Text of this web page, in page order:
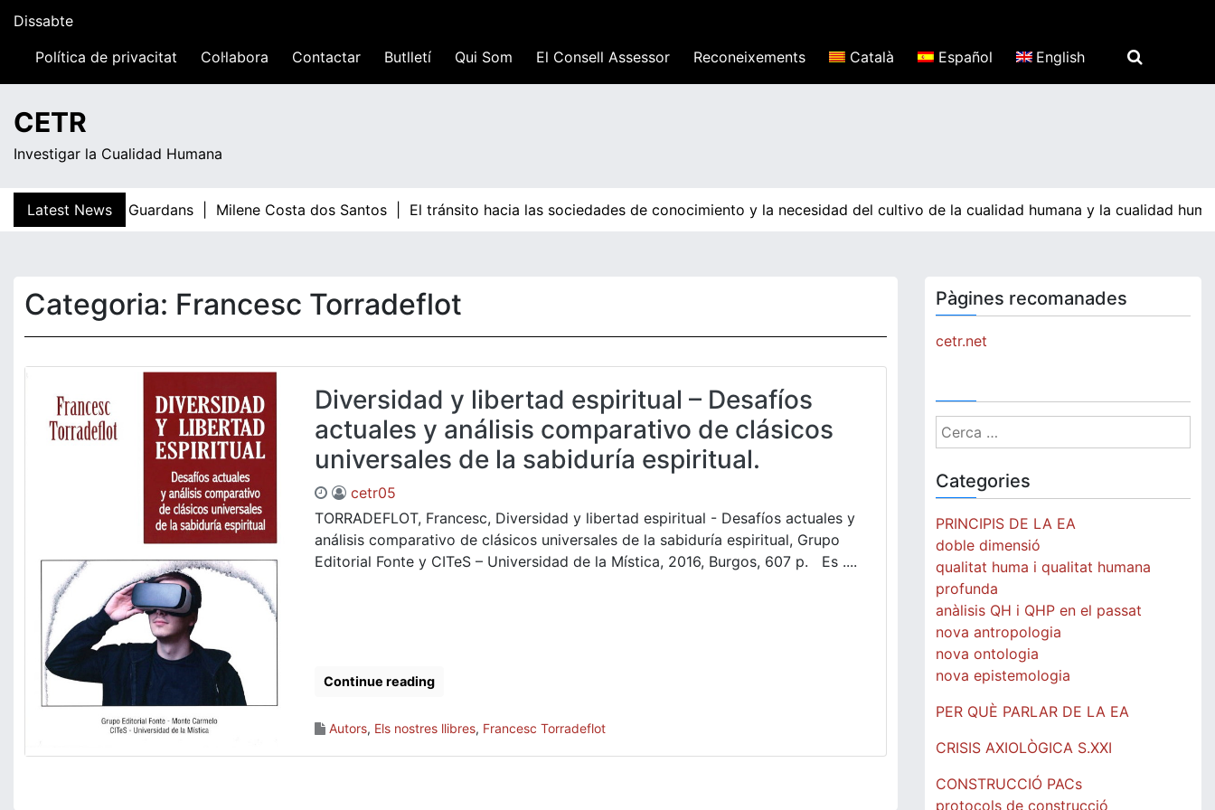
content
Dissabte
00:14Política de privacitat Col·labora Contactar Butlletí Qui Som El Consell Assessor Reconeixements Català Español English
CETR
Investigar la Cualidad Humana
Latest News
Teresa Guardans | Milene Costa dos Santos | El tránsito hacia las sociedades de conocimiento y la necesidad del cultivo de la cualidad humana y la cualidad
Categoria: Francesc Torradeflot
Diversidad y libertad espiritual – Desafíos
actuales y análisis comparativo de clásicos
universales de la sabiduría espiritual.
cetr05
TORRADEFLOT, Francesc, Diversidad y libertad espiritual - Desafíos actuales y
análisis comparativo de clásicos universales de la sabiduría espiritual, Grupo
Editorial Fonte y CITeS – Universidad de la Mística, 2016, Burgos, 607 p. Es ....
Continue reading
Autors, Els nostres llibres, Francesc Torradeflot
Pàgines recomanades
cetr.net
Cerca:
Categories
PRINCIPIS DE LA EA
doble dimensió
qualitat huma i qualitat humana
profunda
anàlisis QH i QHP en el passat
nova antropologia
nova ontologia
nova epistemologia
PER QUÈ PARLAR DE LA EA
CRISIS AXIOLÒGICA S.XXI
CONSTRUCCIÓ PACs
protocols de construcció